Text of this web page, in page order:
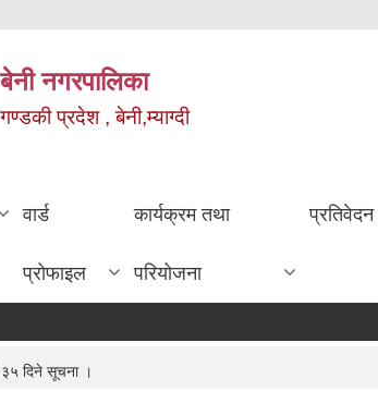
बेनी नगरपालिका
गण्डकी प्रदेश , बेनी,म्याग्दी
वार्ड
प्रोफाइल
कार्यक्रम तथा
परियोजना
प्रतिवेदन
३५ दिने सूचना ।